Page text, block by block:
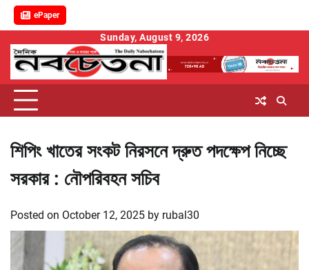
ePaper
content
Sunday, August 9, 2026
শিপিং খাতের সংকট নিরসনে দ্রুত পদক্ষেপ নিচ্ছে
সরকার : নৌপরিবহন সচিব
Posted on October 12, 2025 by rubal30